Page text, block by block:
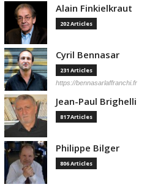
Alain Finkielkraut
202 Articles
Cyril Bennasar
231 Articles
https://bennasarlaffranchi.fr
Jean-Paul Brighelli
817 Articles
Philippe Bilger
806 Articles